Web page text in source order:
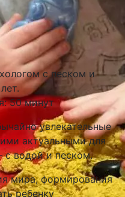
с песком и
50 минут
увлекательные
актуальными для
с водой и песком.
мира, формирования
ребенку